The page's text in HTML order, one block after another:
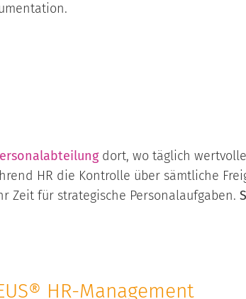
dort, wo täglich
HR die Kontrolle über sämtliche
Zeit für strategische Personalaufgaben.
HR-Management